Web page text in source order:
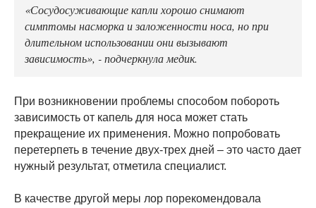
«Сосудосуживающие капли хорошо снимают
симптомы насморка и заложенности носа, но при
длительном использовании они вызывают
зависимость», - подчеркнула медик.
При возникновении проблемы способом побороть
зависимость от капель для носа может стать
прекращение их применения. Можно попробовать
перетерпеть в течение двух-трех дней – это часто дает
нужный результат, отметила специалист.
В качестве другой меры лор порекомендовала